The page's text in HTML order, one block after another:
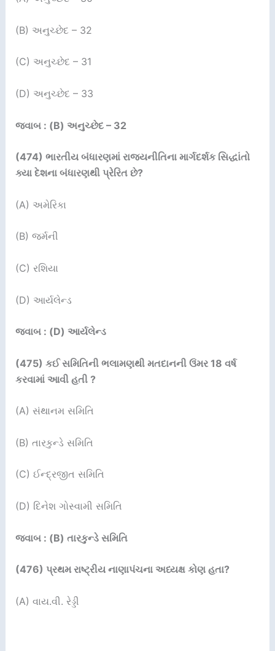
(B) અનુચ્છેદ – 32
(C) અનુચ્છેદ – 31
(D) અનુચ્છેદ – 33
જવાબ : (B) અનુચ્છેદ – 32
(474) ભારતીય બંધારણમાં રાજ્યનીતિના માર્ગદર્શક સિદ્ધાંતો
ક્યા દેશના બંધારણથી પ્રેરિત છે?
(A) અમેરિકા
(B) જર્મની
(C) રશિયા
(D) આર્યલેન્ડ
જવાબ : (D) આર્યલેન્ડ
(475) કઈ સમિતિની ભલામણથી મતદાનની ઉંમર18 વર્ષ
કરવામાં આવી હતી ?
(A) સંથાનમ સમિતિ
(B) તારકુન્ડે સમિતિ
(C) ઈન્દ્રજીત સમિતિ
(D) દિનેશ ગોસ્વામી સમિતિ
જવાબ : (B) તારકુન્ડે સમિતિ
(476) પ્રથમ રાષ્ટ્રીય નાણાપંચના અધ્યક્ષ કોણ હતા?
(A) વાય.વી. રેડ્ડી